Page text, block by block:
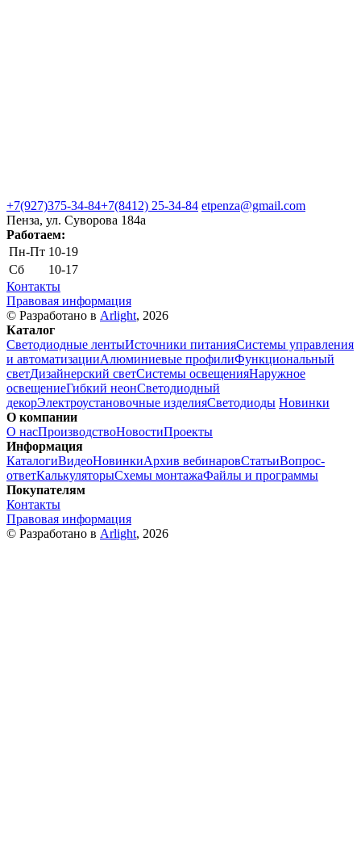
+7(927)375-34-84+7(8412) 25-34-84 etpenza@gmail.com
Пенза, ул. Cуворова 184а
Работаем:
Пн-Пт 10-19
Сб
10-17
Контакты
Правовая информация
© Разработано в Arlight, 2026
Каталог
Светодиодные лентыИсточники питанияСистемы управления
и автоматизацииАлюминиевые профилиФункциональный
светДизайнерский светСистемы освещенияНаружное
освещениеГибкий неонСветодиодный
декорЭлектроустановочные изделияСветодиоды Новинки
О компании
О насПроизводствоНовостиПроекты
Информация
КаталогиВидеоНовинкиАрхив вебинаровСтатьиВопрос-
ответКалькуляторыСхемы монтажаФайлы и программы
Покупателям
Контакты
Правовая информация
© Разработано в Arlight, 2026